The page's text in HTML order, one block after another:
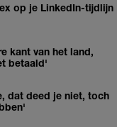
op je LinkedIn-tijdlijn
kant van het land,
betaald'
dat deed je niet, toch